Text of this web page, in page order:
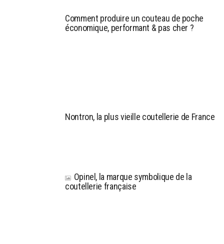
Comment produire un couteau de poche
économique, performant & pas cher ?
Nontron, la plus vieille coutellerie de France
Opinel, la marque symbolique de la
coutellerie française